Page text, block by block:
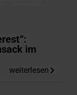
im
weiterlesen